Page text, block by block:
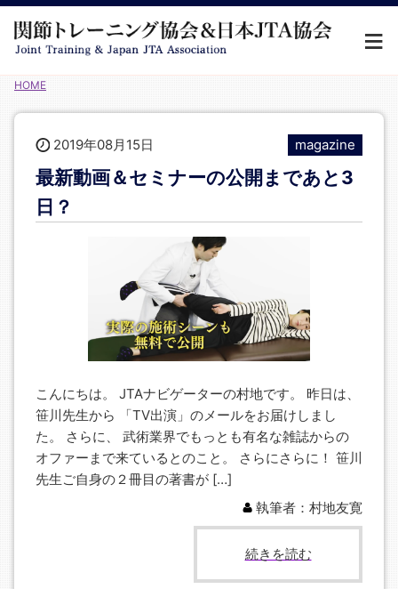
HOME
2019年08月15日 magazine
最新動画＆セミナーの公開まであと3
日？
こんにちは。 JTAナビゲーターの村地です。 昨日は、
笹川先生から 「TV出演」のメールをお届けしまし
た。 さらに、 武術業界でもっとも有名な雑誌からの
オファーまで来ているとのこと。 さらにさらに！ 笹川
先生ご自身の２冊目の著書が […]
執筆者：村地友寛
続きを読む